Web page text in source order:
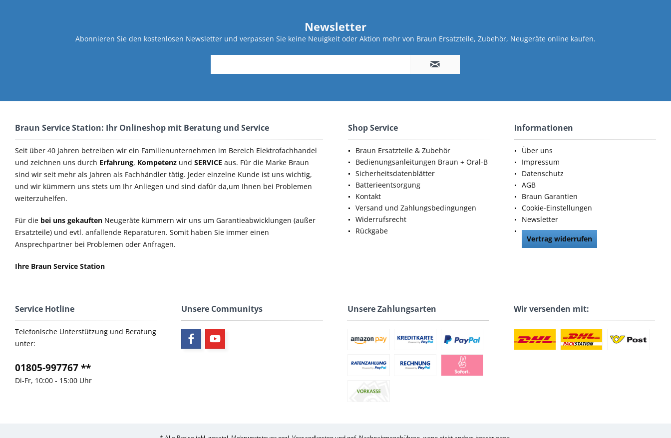
Newsletter
Abonnieren Sie den kostenlosen Newsletter und verpassen Sie keine Neuigkeit oder Aktion mehr von Braun Ersatzteile, Zubehör, Neugeräte online kaufen.
Braun Service Station: Ihr Onlineshop mit Beratung und Service
Seit über 40 Jahren betreiben wir ein Familienunternehmen im Bereich Elektrofachhandel
und zeichnen uns durch Erfahrung, Kompetenz und SERVICE aus. Für die Marke Braun
sind wir seit mehr als Jahren als Fachhändler tätig. Jeder einzelne Kunde ist uns wichtig,
und wir kümmern uns stets um Ihr Anliegen und sind dafür da,um Ihnen bei Problemen
weiterzuhelfen.
Für die bei uns gekauften Neugeräte kümmern wir uns um Garantieabwicklungen (außer
Ersatzteile) und evtl. anfallende Reparaturen. Somit haben Sie immer einen
Ansprechpartner bei Problemen oder Anfragen.
Ihre Braun Service Station
Shop Service
Braun Ersatzteile & Zubehör
Bedienungsanleitungen Braun + Oral-B
Sicherheitsdatenblätter
Batterieentsorgung
Kontakt
Versand und Zahlungsbedingungen
Widerrufsrecht
Rückgabe
Informationen
Über uns
Impressum
Datenschutz
AGB
Braun Garantien
Cookie-Einstellungen
Newsletter
Vertrag widerrufen
Service Hotline
Telefonische Unterstützung und Beratung
unter:
01805-997767 **
Di-Fr, 10:00 - 15:00 Uhr
Unsere Communitys Unsere Zahlungsarten Wir versenden mit: